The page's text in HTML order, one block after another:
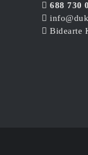
688 730
Bidearte